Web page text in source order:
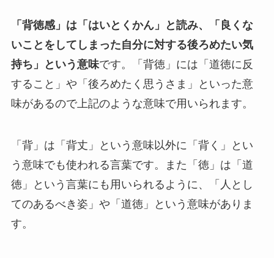
「背徳感」は「はいとくかん」と読み、「良くな
いことをしてしまった自分に対する後ろめたい気
持ち」という意味です。「背徳」には「道徳に反
すること」や「後ろめたく思うさま」といった意
味があるので上記のような意味で用いられます。
「背」は「背丈」という意味以外に「背く」とい
う意味でも使われる言葉です。また「徳」は「道
徳」という言葉にも用いられるように、「人とし
てのあるべき姿」や「道徳」という意味がありま
す。